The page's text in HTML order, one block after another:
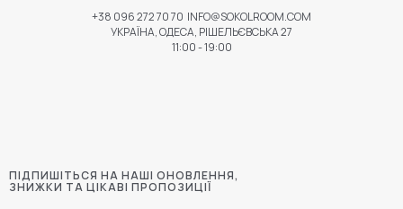
ПІДПИШІТЬСЯ НА НАШІ ОНОВЛЕННЯ,
ЗНИЖКИ ТА ЦІКАВІ ПРОПОЗИЦІЇ
+38 096 272 70 70 INFO@SOKOLROOM.COM
УКРАЇНА, ОДЕСА, РІШЕЛЬЄВСЬКА 27
11:00 - 19:00